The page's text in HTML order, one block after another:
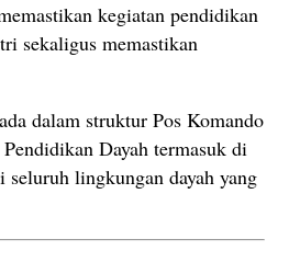
kegiatan pendidikan
sekaligus memastikan
dalam struktur Pos Komando
Dayah termasuk di
lingkungan dayah yang